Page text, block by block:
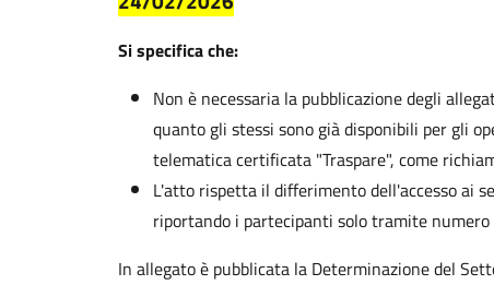
Si specifica che:
Non è necessaria la pubblicazione degli
quanto gli stessi sono già disponibili per gli
telematica certificata "Traspare", come
L'atto rispetta il differimento dell'accesso ai
riportando i partecipanti solo tramite
In allegato è pubblicata la Determinazione del